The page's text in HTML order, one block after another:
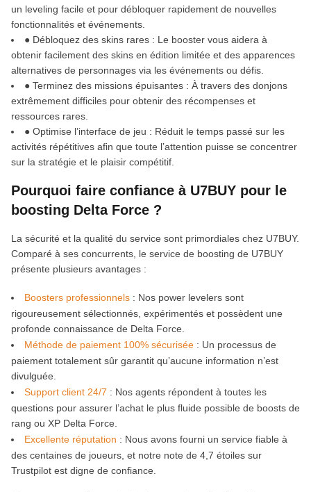
un leveling facile et pour débloquer rapidement de nouvelles
fonctionnalités et événements.
● Débloquez des skins rares : Le booster vous aidera à
obtenir facilement des skins en édition limitée et des apparences
alternatives de personnages via les événements ou défis.
● Terminez des missions épuisantes : À travers des donjons
extrêmement difficiles pour obtenir des récompenses et
ressources rares.
● Optimise l’interface de jeu : Réduit le temps passé sur les
activités répétitives afin que toute l’attention puisse se concentrer
sur la stratégie et le plaisir compétitif.
Pourquoi faire confiance à U7BUY pour le
boosting Delta Force ?
La sécurité et la qualité du service sont primordiales chez U7BUY.
Comparé à ses concurrents, le service de boosting de U7BUY
présente plusieurs avantages :
Boosters professionnels : Nos power levelers sont
rigoureusement sélectionnés, expérimentés et possèdent une
profonde connaissance de Delta Force.
Méthode de paiement 100% sécurisée : Un processus de
paiement totalement sûr garantit qu’aucune information n’est
divulguée.
Support client 24/7 : Nos agents répondent à toutes les
questions pour assurer l’achat le plus fluide possible de boosts de
rang ou XP Delta Force.
Excellente réputation : Nous avons fourni un service fiable à
des centaines de joueurs, et notre note de 4,7 étoiles sur
Trustpilot est digne de confiance.